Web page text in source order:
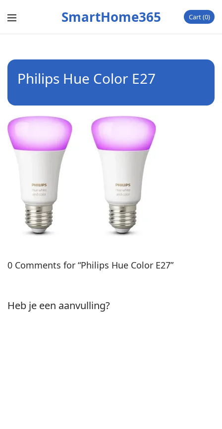
SmartHome365 Cart 0
Philips Hue Color E27
0 Comments for “Philips Hue Color E27”
Heb je een aanvulling?